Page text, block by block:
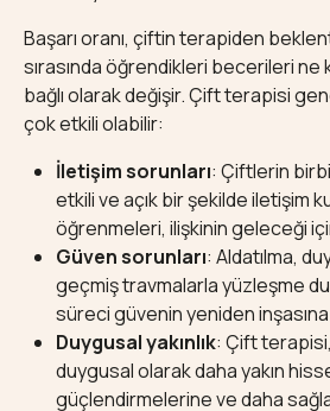
Başarı oranı, çiftin terapiden
sırasında öğrendikleri becerileri ne
bağlı olarak değişir. Çift terapisi
çok etkili olabilir:
İletişim sorunları: Çiftlerin
etkili ve açık bir şekilde iletişim
öğrenmeleri, ilişkinin geleceği
Güven sorunları: Aldatılma,
geçmiş travmalarla yüzleşme
süreci güvenin yeniden inşasına
Duygusal yakınlık: Çift
duygusal olarak daha yakın
güçlendirmelerine ve daha